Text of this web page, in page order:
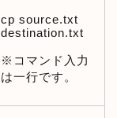
cp source.txt
destination.txt
※コマンド入力
は一行です。